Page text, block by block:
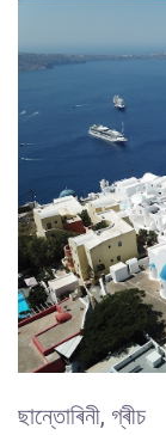
ছান্তোৰিনী, গ্ৰীচ